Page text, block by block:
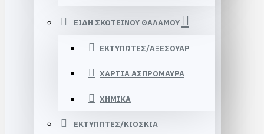
ΕΙΔΗ ΣΚΟΤΕΙΝΟΥ ΘΑΛΑΜΟΥ
ΕΚΤΥΠΩΤΕΣ/ΑΞΕΣΟΥΑΡ
ΧΑΡΤΙΑ ΑΣΠΡΟΜΑΥΡΑ
ΧΗΜΙΚΑ
ΕΚΤΥΠΩΤΕΣ/ΚΙΟΣΚΙΑ